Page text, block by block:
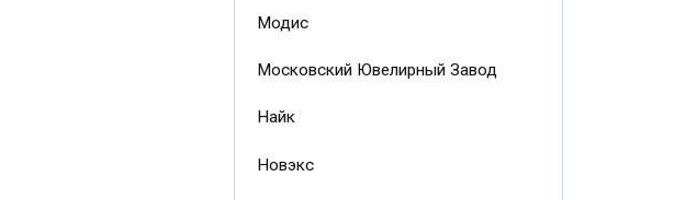
Модис
Московский Ювелирный Завод
Найк
Новэкс